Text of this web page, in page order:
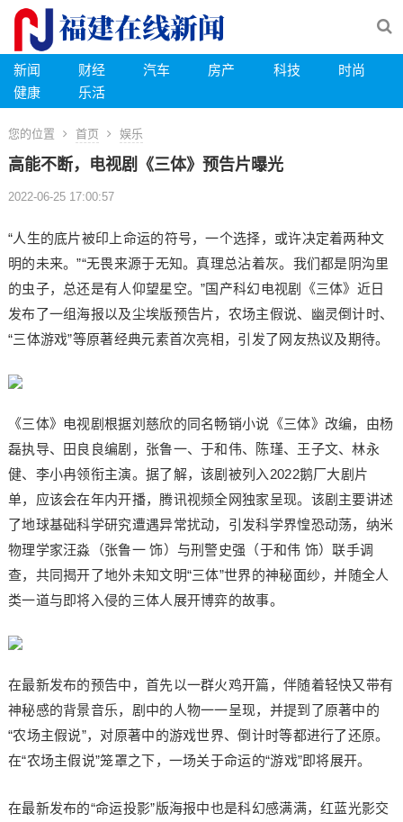
新闻 财经 汽车 房产 科技
时尚
健康
乐活
您的位置 首页 娱乐
高能不断，电视剧《三体》预告片曝光
2022-06-25 17:00:57
“人生的底片被印上命运的符号，一个选择，或许决定着两种文
明的未来。”“无畏来源于无知。真理总沾着灰。我们都是阴沟里
的虫子，总还是有人仰望星空。”国产科幻电视剧《三体》近日
发布了一组海报以及尘埃版预告片，农场主假说、幽灵倒计时、
“三体游戏”等原著经典元素首次亮相，引发了网友热议及期待。
《三体》电视剧根据刘慈欣的同名畅销小说《三体》改编，由杨
磊执导、田良良编剧，张鲁一、于和伟、陈瑾、王子文、林永
健、李小冉领衔主演。据了解，该剧被列入2022鹅厂大剧片
单，应该会在年内开播，腾讯视频全网独家呈现。该剧主要讲述
了地球基础科学研究遭遇异常扰动，引发科学界惶恐动荡，纳米
物理学家汪淼（张鲁一 饰）与刑警史强（于和伟 饰）联手调
查，共同揭开了地外未知文明“三体”世界的神秘面纱，并随全人
类一道与即将入侵的三体人展开博弈的故事。
在最新发布的预告中，首先以一群火鸡开篇，伴随着轻快又带有
神秘感的背景音乐，剧中的人物一一呈现，并提到了原著中的
“农场主假说”，对原著中的游戏世界、倒计时等都进行了还原。
在“农场主假说”笼罩之下，一场关于命运的“游戏”即将展开。
在最新发布的“命运投影”版海报中也是科幻感满满，红蓝光影交